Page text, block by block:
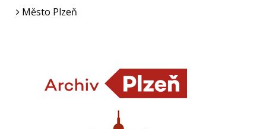
Město Plzeň